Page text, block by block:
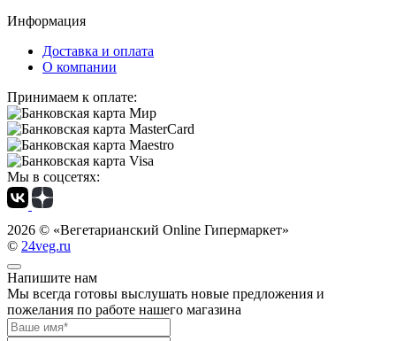
Информация
Доставка и оплата
О компании
Принимаем к оплате:
Мы в соцсетях:
2026 © «Вегетарианский Online Гипермаркет»
© 24veg.ru
Напишите нам
Мы всегда готовы выслушать новые предложения и
пожелания по работе нашего магазина